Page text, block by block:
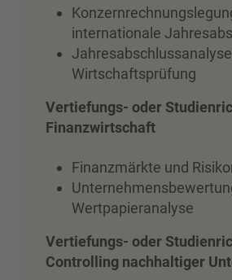
internationale
Wirtschaftsprüfung
Vertiefungs- oder
Finanzwirtschaft
Finanzmärkte und
Wertpapieranalyse
Vertiefungs- oder
Controlling nachhaltiger